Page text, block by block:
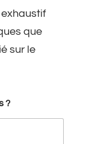
exhaustif
que
sur le
?